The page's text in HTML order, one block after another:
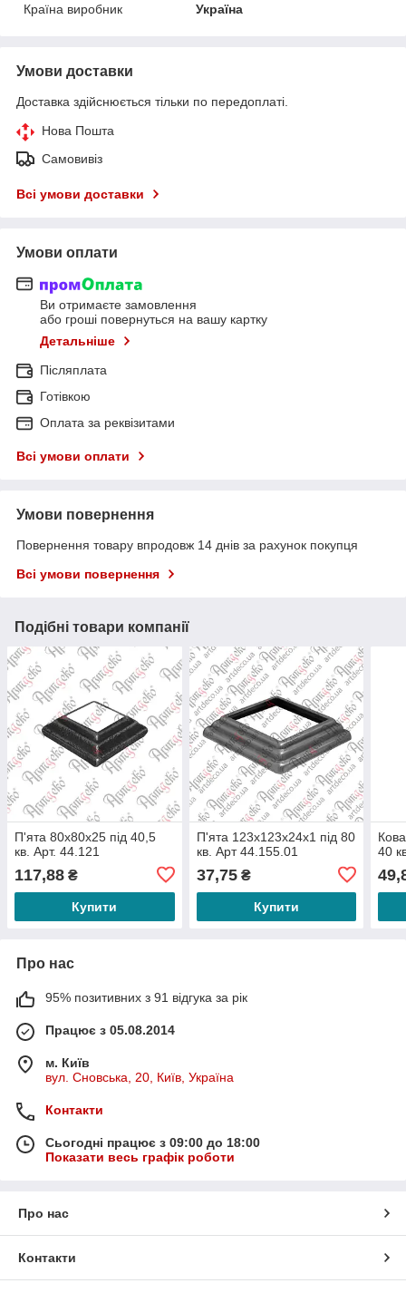
Країна виробник
Україна
Умови доставки
Доставка здійснюється тільки по передоплаті.
Нова Пошта
Самовивіз
Всі умови доставки
Умови оплати
Ви отримаєте замовлення
або гроші повернуться на вашу картку
Детальніше
Післяплата
Готівкою
Оплата за реквізитами
Всі умови оплати
Умови повернення
Повернення товару впродовж 14 днів за рахунок покупця
Всі умови повернення
Подібні товари компанії
П'ята 80х80х25 під 40,5
кв. Арт. 44.121
117,88 ₴
Купити
П'ята 123х123х24х1 під 80
кв. Арт 44.155.01
37,75₴
Купити
40
Про нас
95% позитивних з 91 відгука за рік
Працює з 05.08.2014
м. Київ
вул. Сновська, 20, Київ, Україна
Контакти
Сьогодні працює з 09:00 до 18:00
Показати весь графік роботи
Про нас
Контакти